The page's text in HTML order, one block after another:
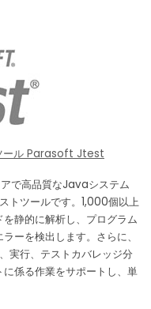
ール Parasoft Jtest
で高品質なJavaシステム
トツールです。1,000個以上
静的に解析し、プログラム
ーを検出します。さらに、
実行、テストカバレッジ分
係る作業をサポートし、単